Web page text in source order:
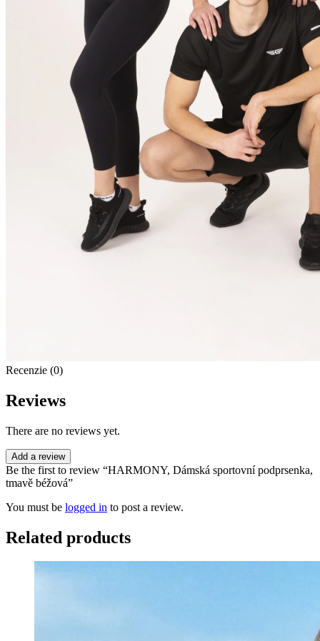
Recenzie (0)
Reviews
There are no reviews yet.
Add a review
Be the first to review “HARMONY, Dámská sportovní podprsenka,
tmavě béžová”
You must be logged in to post a review.
Related products